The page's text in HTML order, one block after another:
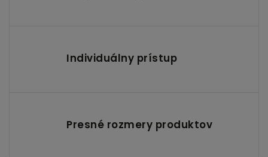
Individuálny prístup
Presné rozmery produktov